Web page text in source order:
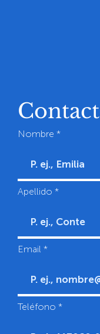
Nombre
Apellido
Email
Teléfono